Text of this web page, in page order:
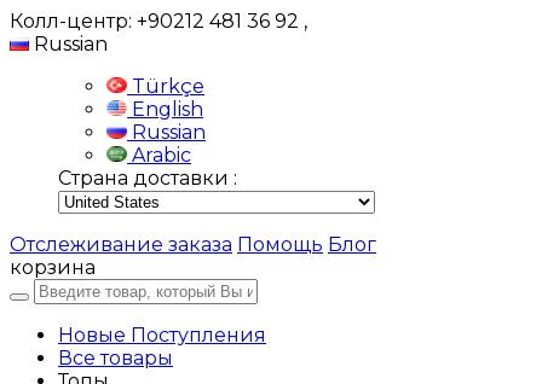
Колл-центр: +90212 481 36 92 ,
Russian
Türkçe
English
Russian
Arabic
Страна доставки :
Отслеживание заказа Помощь Блог
корзина
Новые Поступления
Все товары